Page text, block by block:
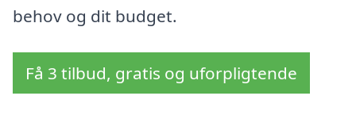
behov og dit budget.
Få 3 tilbud, gratis og uforpligtende